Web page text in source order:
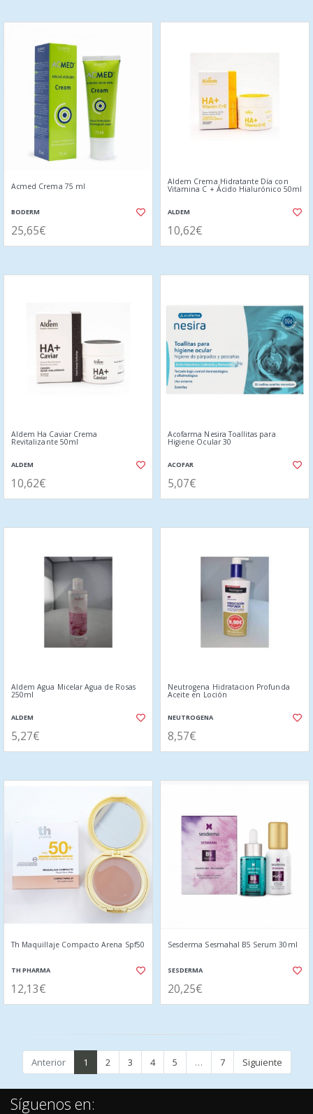
Acmed Crema 75 ml
BODERM
25,65€
Aldem Crema Hidratante Día con
Vitamina C + Ácido Hialurónico 50ml
ALDEM
10,62€
Aldem Ha Caviar Crema
Revitalizante 50ml
ALDEM
10,62€
Acofarma Nesira Toallitas para
Higiene Ocular 30
ACOFAR
5,07€
Aldem Agua Micelar Agua de Rosas
250ml
ALDEM
5,27€
Neutrogena Hidratacion Profunda
Aceite en Loción
NEUTROGENA
8,57€
Th Maquillaje Compacto Arena Spf50
TH PHARMA
12,13€
Sesderma Sesmahal B5 Serum 30ml
SESDERMA
20,25€
Anterior 1 2 3 4 5 … 7 Siguiente
Síguenos en: